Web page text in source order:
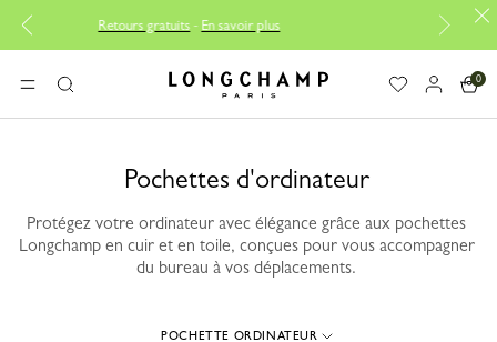
Retours gratuits-En savoir plus Réparation gratuite |
MENURechercher Longchamp - Accueil
0
Pochettes d'ordinateur
Protégez votre ordinateur avec élégance grâce aux pochettes
Longchamp en cuir et en toile, conçues pour vous accompagner
du bureau à vos déplacements.
POCHETTE ORDINATEUR